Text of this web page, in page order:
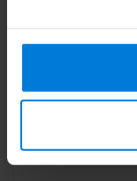
Hielkloven
Deliverytime